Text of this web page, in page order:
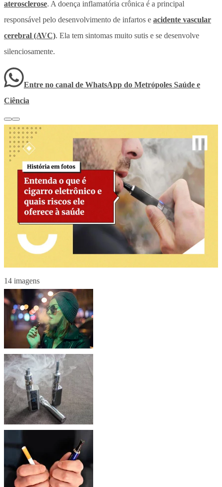
aterosclerose. A doença inflamatória crônica é a principal
responsável pelo desenvolvimento de infartos e acidente vascular
cerebral (AVC). Ela tem sintomas muito sutis e se desenvolve
silenciosamente.
Entre no canal de WhatsApp do Metrópoles Saúde e
Ciência
14 imagens